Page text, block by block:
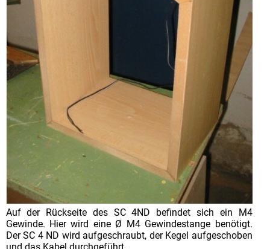
Auf der Rückseite des SC 4ND befindet sich ein M4
Gewinde. Hier wird eine Ø M4 Gewindestange benötigt.
Der SC 4 ND wird aufgeschraubt, der Kegel aufgeschoben